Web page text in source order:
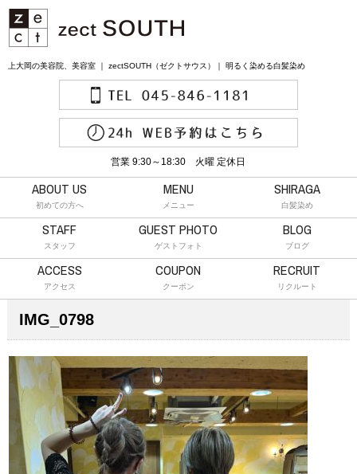
上大岡の美容院、美容室 ｜ zectSOUTH（ゼクトサウス）｜ 明るく染める白髪染め
営業 9:30～18:30 火曜 定休日
ABOUT US
初めての方へ
MENU
メニュー
SHIRAGA
白髪染め
STAFF
スタッフ
GUEST PHOTO
ゲストフォト
BLOG
ブログ
ACCESS
アクセス
COUPON
クーポン
RECRUIT
リクルート
IMG_0798